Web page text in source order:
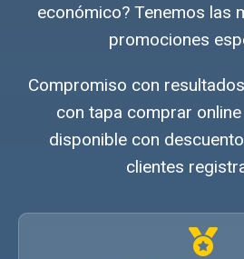
económico? Tenemos las
promociones
Compromiso con
con tapa comprar
disponible con
clientes